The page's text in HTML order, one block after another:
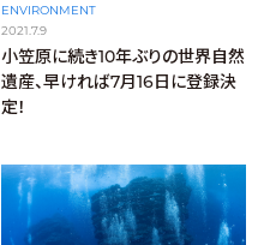
ENVIRONMENT
2021.7.9
小笠原に続き10年ぶりの世界自然
遺産、早ければ7月16日に登録決
定！